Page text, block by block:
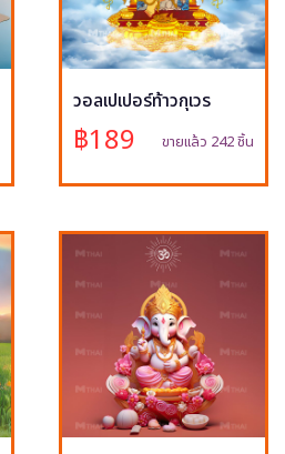
วอลเปเปอร์ท้าวกุเวร
฿189 ขายแล้ว 242 ชิ้น